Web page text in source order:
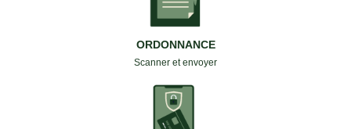
ORDONNANCE
Scanner et envoyer